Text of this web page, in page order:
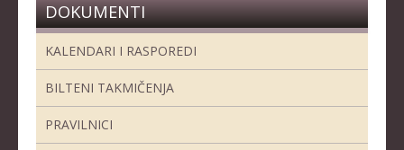
DOKUMENTI
KALENDARI I RASPOREDI
BILTENI TAKMIČENJA
PRAVILNICI